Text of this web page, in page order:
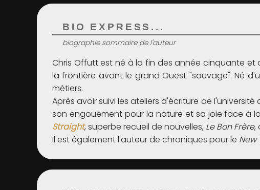
BIO EXPRESS...
biographie sommaire de l'auteur
Chris Offutt est né à la fin des année cinquante et
la frontière avant le grand Ouest "sauvage". Né
métiers.
Après avoir suivi les ateliers d'écriture de
son engouement pour la nature et sa joie face à
Straight, superbe recueil de nouvelles, Le Bon Frère,
Il est également l'auteur de chroniques pour le New